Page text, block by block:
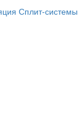
Сплит-системы